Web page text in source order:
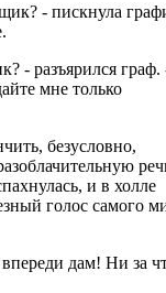
- пискнула
- разъярился граф.
мне только
безусловно,
и в холле
голос самого
дам! Ни за